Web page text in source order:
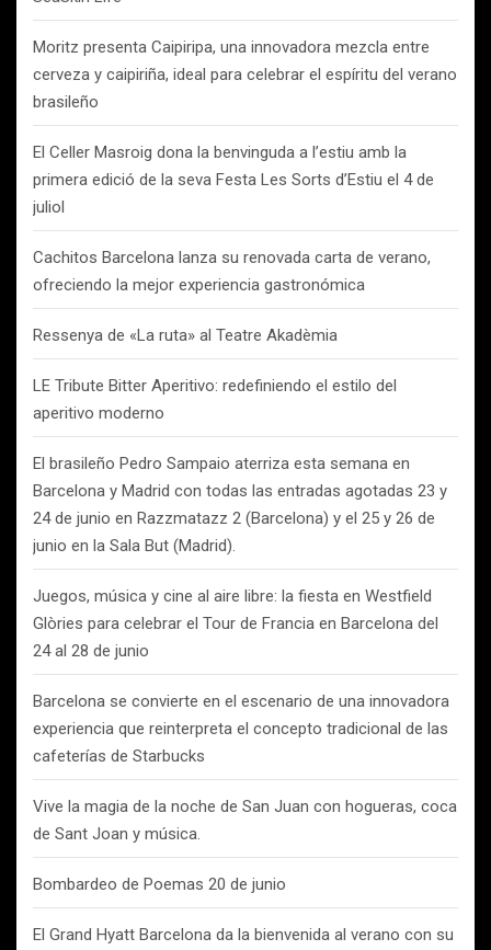
Moritz presenta Caipiripa, una innovadora mezcla entre
cerveza y caipiriña, ideal para celebrar el espíritu del verano
brasileño
El Celler Masroig dona la benvinguda a l’estiu amb la
primera edició de la seva Festa Les Sorts d’Estiu el 4 de
juliol
Cachitos Barcelona lanza su renovada carta de verano,
ofreciendo la mejor experiencia gastronómica
Ressenya de «La ruta» al Teatre Akadèmia
LE Tribute Bitter Aperitivo: redefiniendo el estilo del
aperitivo moderno
El brasileño Pedro Sampaio aterriza esta semana en
Barcelona y Madrid con todas las entradas agotadas 23 y
24 de junio en Razzmatazz 2 (Barcelona) y el 25 y 26 de
junio en la Sala But (Madrid).
Juegos, música y cine al aire libre: la fiesta en Westfield
Glòries para celebrar el Tour de Francia en Barcelona del
24 al 28 de junio
Barcelona se convierte en el escenario de una innovadora
experiencia que reinterpreta el concepto tradicional de las
cafeterías de Starbucks
Vive la magia de la noche de San Juan con hogueras, coca
de Sant Joan y música.
Bombardeo de Poemas 20 de junio
El Grand Hyatt Barcelona da la bienvenida al verano con su